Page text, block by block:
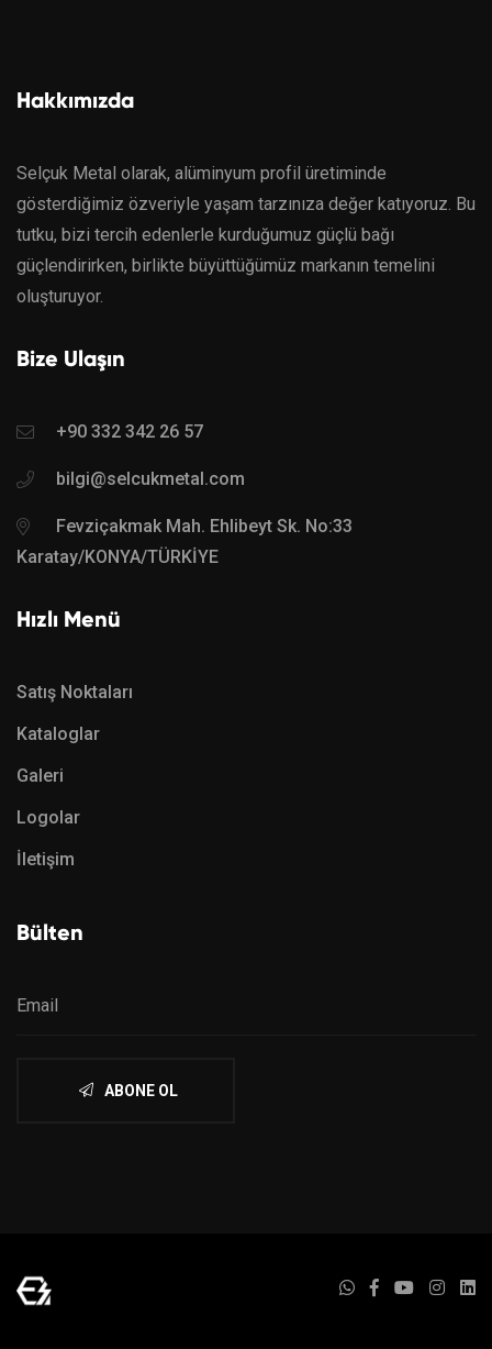
Hakkımızda
Selçuk Metal olarak, alüminyum profil üretiminde
gösterdiğimiz özveriyle yaşam tarzınıza değer katıyoruz. Bu
tutku, bizi tercih edenlerle kurduğumuz güçlü bağı
güçlendirirken, birlikte büyüttüğümüz markanın temelini
oluşturuyor.
Bize Ulaşın
+90 332 342 26 57
bilgi@selcukmetal.com
Fevziçakmak Mah. Ehlibeyt Sk. No:33
Karatay/KONYA/TÜRKİYE
Hızlı Menü
Satış Noktaları
Kataloglar
Galeri
Logolar
İletişim
Bülten
ABONE OL